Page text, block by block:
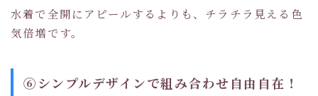
水着で全開にアピールするよりも、チラチラ見える色
気倍増です。
⑥シンプルデザインで組み合わせ自由自在！